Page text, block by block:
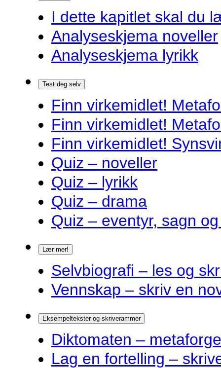
I dette kapitlet skal du
Analyseskjema noveller
Analyseskjema lyrikk
Test deg selv
Finn virkemidlet!
Finn virkemidlet!
Finn virkemidlet!
Quiz – noveller
Quiz – lyrikk
Quiz – drama
Quiz – eventyr, sagn
Lær mer!
Selvbiografi – les og
Vennskap – skriv en
Eksempeltekster og skriverammer
Diktomaten –
Lag en fortelling –